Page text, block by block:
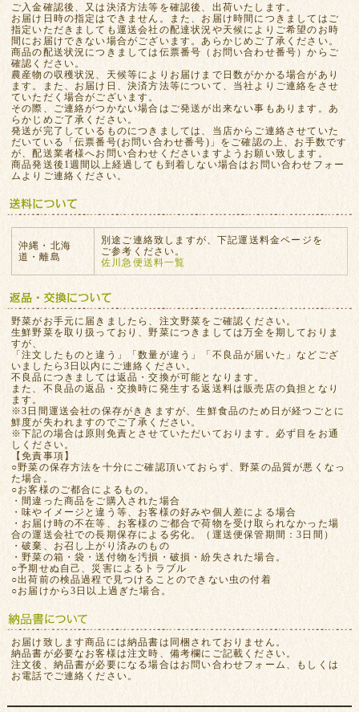
ご入金確認後、又は決済方法等を確認後、出荷いたします。
お届け日時の指定はできません。また、お届け時間につきましてはご
指定いただきましても運送会社の配達状況や天候によりご希望のお時
間にお届けできない場合がございます。あらかじめご了承ください。
商品の配送状況につきましては伝票番号（お問い合わせ番号）からご
確認ください。
農産物の収穫状況、天候等によりお届けまで日数がかかる場合があり
ます。また、お届け日、決済方法等について、当社よりご連絡をさせ
ていただく場合がございます。
その際、ご連絡がつかない場合はご発送が出来ない事もあります。あ
らかじめご了承ください。
発送が完了しているものにつきましては、当店からご連絡させていた
だいている「伝票番号(お問い合わせ番号)」をご確認の上、お手数です
が、配送業者様へお問い合わせくださいますようお願い致します。
商品発送後1週間以上経過しても到着しない場合はお問い合わせフォー
ムよりご連絡ください。
沖縄・北海
道・離島
別途ご連絡致しますが、下記運送料金ページを
ご参考ください。
佐川急便送料一覧
野菜がお手元に届きましたら、注文野菜をご確認ください。
生鮮野菜を取り扱っており、野菜につきましては万全を期しておりま
すが、
「注文したものと違う」「数量が違う」「不良品が届いた」などござ
いましたら3日以内にご連絡ください。
不良品につきましては返品・交換が可能となります。
また、不良品の返品・交換時に発生する返送料は販売店の負担となり
ます。
※3日間運送会社の保存がききますが、生鮮食品のため日が経つごとに
鮮度が失われますのでご了承ください。
※下記の場合は原則免責とさせていただいております。必ず目をお通
しください。
【免責事項】
○野菜の保存方法を十分にご確認頂いておらず、野菜の品質が悪くなっ
た場合。
○お客様のご都合によるもの。
・間違った商品をご購入された場合
・味やイメージと違う等、お客様の好みや個人差による場合
・お届け時の不在等、お客様のご都合で荷物を受け取られなかった場
合の運送会社での長期保存による劣化。（運送便保管期間：3日間）
・破棄、お召し上がり済みのもの
・野菜の箱・袋・送付物を汚損・破損・紛失された場合。
○予期せぬ自己、災害によるトラブル
○出荷前の検品過程で見つけることのできない虫の付着
○お届けから3日以上過ぎた場合。
お届け致します商品には納品書は同梱されておりません。
納品書が必要なお客様は注文時、備考欄にご記載ください。
注文後、納品書が必要になる場合はお問い合わせフォーム、もしくは
お電話でご連絡ください。